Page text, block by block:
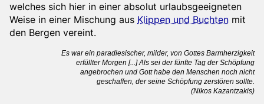
welches sich hier in einer absolut urlaubsgeeigneten
Weise in einer Mischung aus Klippen und Buchten mit
den Bergen vereint.
Es war ein paradiesischer, milder, von Gottes Barmherzigkeit
erfüllter Morgen [...] Als sei der fünfte Tag der Schöpfung
angebrochen und Gott habe den Menschen noch nicht
geschaffen, der seine Schöpfung zerstören sollte.
(Nikos Kazantzakis)